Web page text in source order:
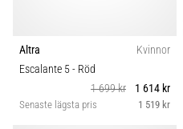
Altra
Kvinnor
Escalante 5- Röd
1 699 kr
1 614 kr
Senaste lägsta pris 1 519 kr